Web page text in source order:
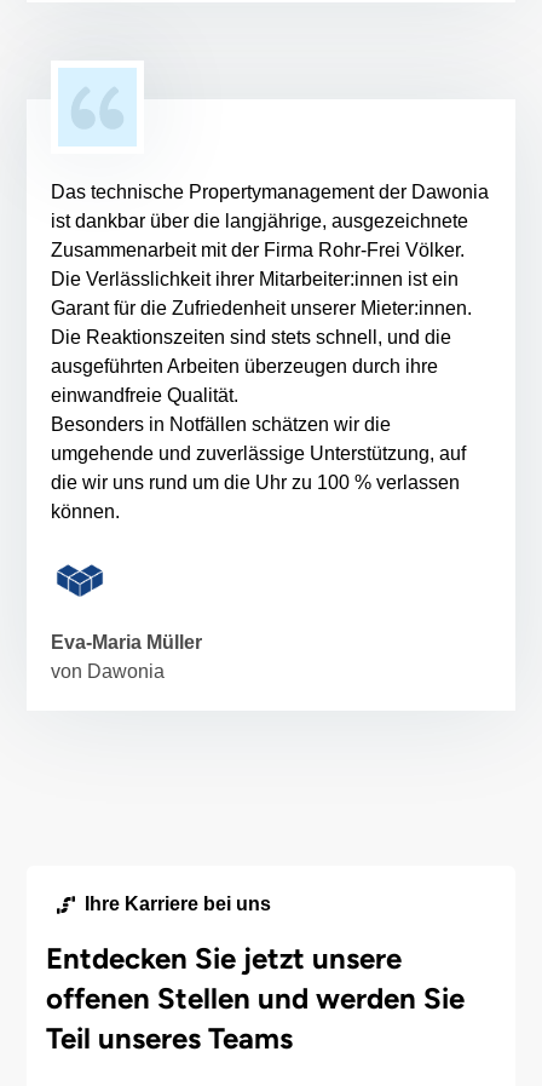
Das technische Propertymanagement der Dawonia
ist dankbar über die langjährige, ausgezeichnete
Zusammenarbeit mit der Firma Rohr-Frei Völker.
Die Verlässlichkeit ihrer Mitarbeiter:innen ist ein
Garant für die Zufriedenheit unserer Mieter:innen.
Die Reaktionszeiten sind stets schnell, und die
ausgeführten Arbeiten überzeugen durch ihre
einwandfreie Qualität.
Besonders in Notfällen schätzen wir die
umgehende und zuverlässige Unterstützung, auf
die wir uns rund um die Uhr zu 100 % verlassen
können.
Eva-Maria Müller
von Dawonia
Ihre Karriere bei uns
Entdecken Sie jetzt unsere
offenen Stellen und werden Sie
Teil unseres Teams